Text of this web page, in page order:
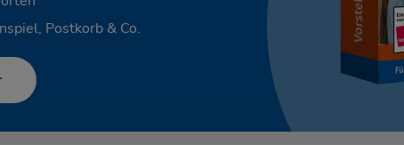
Postkorb & Co.